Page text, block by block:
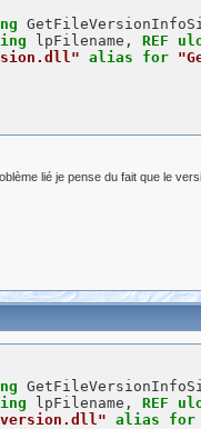
lpFilename, REF
alias for
lié je pense du fait que le
lpFilename, REF
alias for